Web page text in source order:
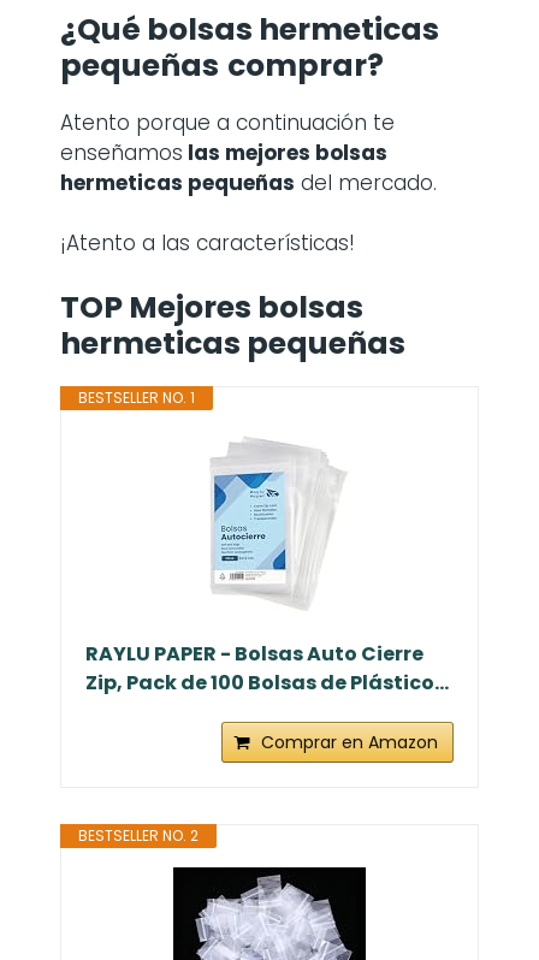
¿Qué bolsas hermeticas
pequeñas comprar?
Atento porque a continuación te
enseñamos las mejores bolsas
hermeticas pequeñas del mercado.
¡Atento a las características!
TOP Mejores bolsas
hermeticas pequeñas
BESTSELLER NO. 1
RAYLU PAPER - Bolsas Auto Cierre
Zip, Pack de 100 Bolsas de Plástico...
Comprar en Amazon
BESTSELLER NO. 2